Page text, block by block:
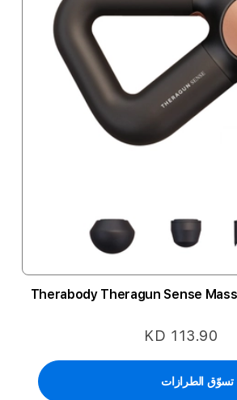
Therabody Theragun Sense
KD 113.90
تسوّق الطرازات